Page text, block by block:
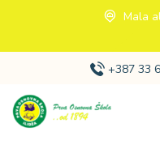
Mala
+387 33